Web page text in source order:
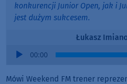
konkurencji Junior Open, jak i
jest dużym sukcesem.
Łukasz
Audio
00:00
Mówi Weekend FM trener